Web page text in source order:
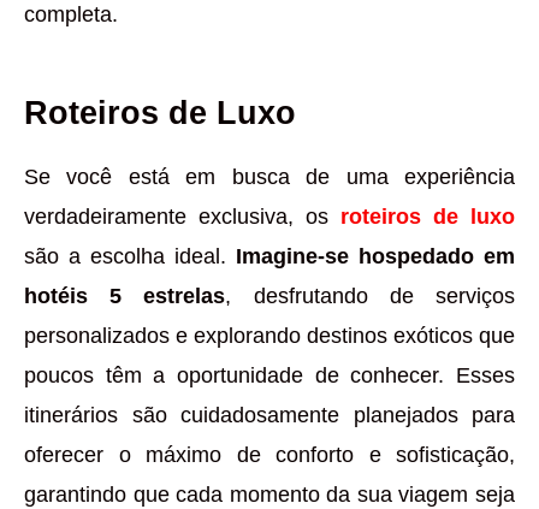
completa.
Roteiros de Luxo
Se você está em busca de uma experiência
verdadeiramente exclusiva, os roteiros de luxo
são a escolha ideal. Imagine-se hospedado em
hotéis 5 estrelas, desfrutando de serviços
personalizados e explorando destinos exóticos que
poucos têm a oportunidade de conhecer. Esses
itinerários são cuidadosamente planejados para
oferecer o máximo de conforto e sofisticação,
garantindo que cada momento da sua viagem seja